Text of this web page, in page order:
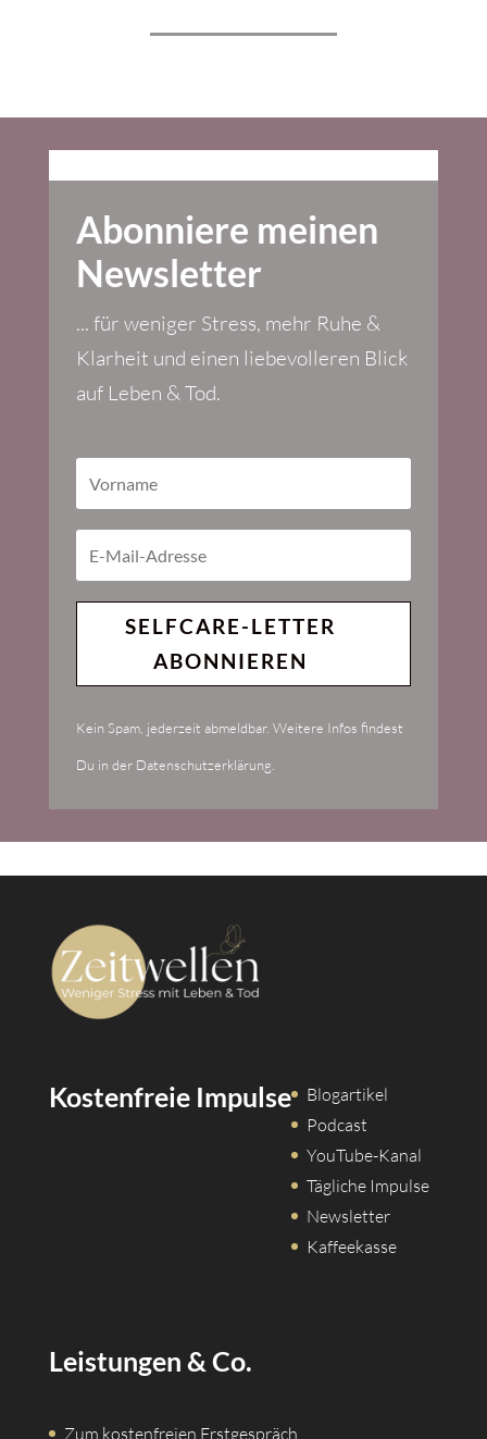
Abonniere meinen
Newsletter
... für weniger Stress, mehr Ruhe &
Klarheit und einen liebevolleren Blick
auf Leben & Tod.
SELFCARE-LETTER
ABONNIEREN
Kein Spam, jederzeit abmeldbar. Weitere Infos findest
Du in der Datenschutzerklärung.
Kostenfreie Impulse
Blogartikel
Podcast
YouTube-Kanal
Tägliche Impulse
Newsletter
Kaffeekasse
Leistungen & Co.
Zum kostenfreien Erstgespräch